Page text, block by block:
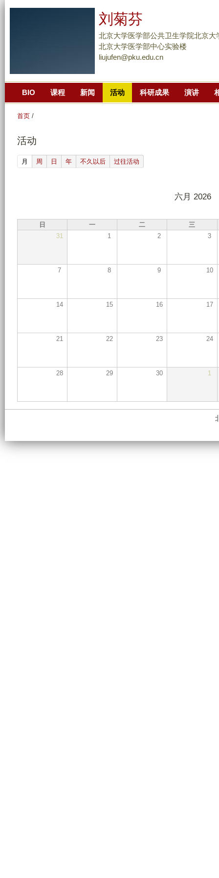
到
主
刘菊芬
北京大学医学部公共卫生学院北京大
北京大学医学部中心实验楼
liujufen@pku.edu.cn
BIO 课程 新闻 活动 科研成果 演讲
首页 /
活动
月 (active tab)
周 日 年 不久以后 过往活动
六月 2026
日 一 二
三
31
1 2 3
7 8 9 10
14 15 16 17
21 22 23 24
28 29 30 1